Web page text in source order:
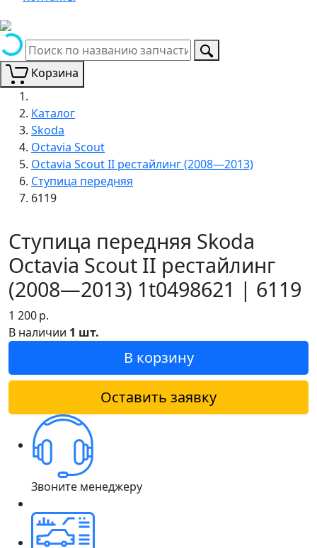
Корзина
Каталог
Skoda
Octavia Scout
Octavia Scout II рестайлинг (2008—2013)
Ступица передняя
6119
Ступица передняя Skoda
Octavia Scout II рестайлинг
(2008—2013) 1t0498621 | 6119
1 200р.
В наличии 1 шт.
В корзину
Оставить заявку
Звоните менеджеру